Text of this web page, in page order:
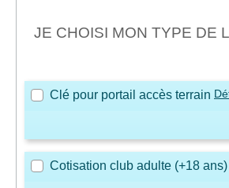
JE CHOISI MON TYPE DE
Clé pour portail accès terrain
Cotisation club adulte (+18 ans)